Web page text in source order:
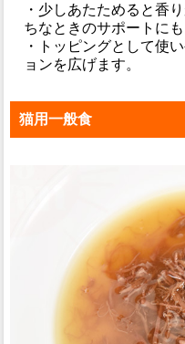
・少しあたためると香
ちなときのサポートにも
・トッピングとして使
ョンを広げます。
猫用一般食